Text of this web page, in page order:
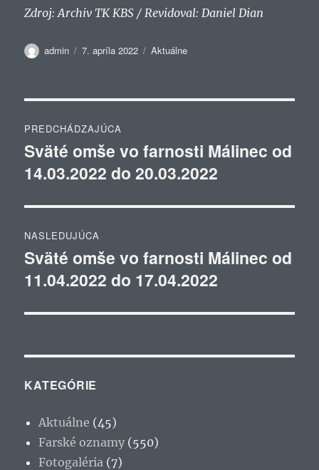
Zdroj: Archiv TK KBS / Revidoval: Daniel Dian
Autor
admin Publikované
7. apríla 2022 Kategórie
Aktuálne
v
článku
PREDCHÁDZAJÚCA
Predchádzajúci
článok:
Sväté omše vo farnosti Málinec od
14.03.2022 do 20.03.2022
NASLEDUJÚCA
Ďalší
článok:
Sväté omše vo farnosti Málinec od
11.04.2022 do 17.04.2022
KATEGÓRIE
Aktuálne (45)
Farské oznamy (550)
Fotogaléria (7)